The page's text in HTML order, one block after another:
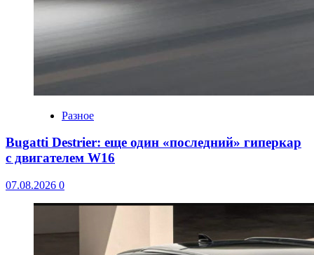
Разное
Bugatti Destrier: еще один «последний» гиперкар
с двигателем W16
07.08.2026 0